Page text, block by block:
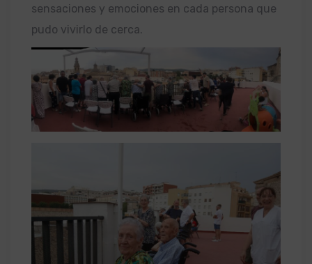
sensaciones y emociones en cada persona que
pudo vivirlo de cerca.